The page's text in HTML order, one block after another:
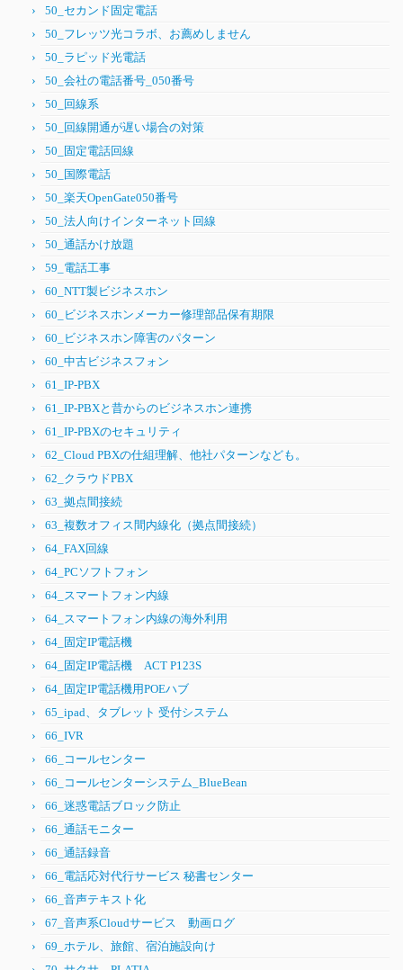
50_セカンド固定電話
50_フレッツ光コラボ、お薦めしません
50_ラピッド光電話
50_会社の電話番号_050番号
50_回線系
50_回線開通が遅い場合の対策
50_固定電話回線
50_国際電話
50_楽天OpenGate050番号
50_法人向けインターネット回線
50_通話かけ放題
59_電話工事
60_NTT製ビジネスホン
60_ビジネスホンメーカー修理部品保有期限
60_ビジネスホン障害のパターン
60_中古ビジネスフォン
61_IP-PBX
61_IP-PBXと昔からのビジネスホン連携
61_IP-PBXのセキュリティ
62_Cloud PBXの仕組理解、他社パターンなども。
62_クラウドPBX
63_拠点間接続
63_複数オフィス間内線化（拠点間接続）
64_FAX回線
64_PCソフトフォン
64_スマートフォン内線
64_スマートフォン内線の海外利用
64_固定IP電話機
64_固定IP電話機 ACT P123S
64_固定IP電話機用POEハブ
65_ipad、タブレット 受付システム
66_IVR
66_コールセンター
66_コールセンターシステム_BlueBean
66_迷惑電話ブロック防止
66_通話モニター
66_通話録音
66_電話応対代行サービス 秘書センター
66_音声テキスト化
67_音声系Cloudサービス 動画ログ
69_ホテル、旅館、宿泊施設向け